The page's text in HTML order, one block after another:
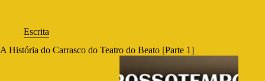
Escrita
A História do Carrasco do Teatro do Beato [Parte 1]